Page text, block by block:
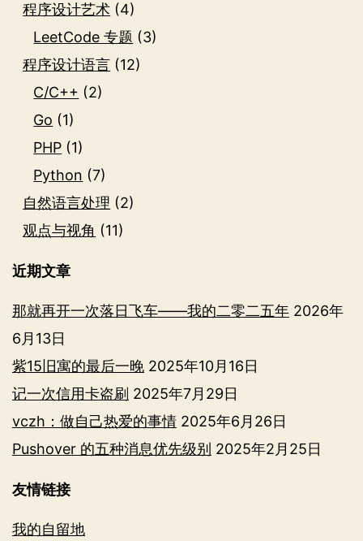
程序设计艺术 (4)
LeetCode 专题 (3)
程序设计语言 (12)
C/C++ (2)
Go (1)
PHP (1)
Python (7)
自然语言处理 (2)
观点与视角 (11)
近期文章
那就再开一次落日飞车——我的二零二五年 2026年
6月13日
紫15旧寓的最后一晚 2025年10月16日
记一次信用卡盗刷 2025年7月29日
vczh：做自己热爱的事情 2025年6月26日
Pushover 的五种消息优先级别 2025年2月25日
友情链接
我的自留地